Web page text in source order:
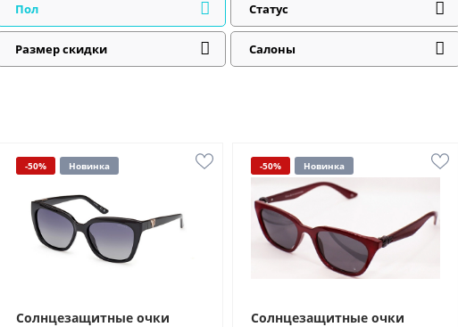
Пол Статус
Размер скидки Салоны
-50% Новинка
Солнцезащитные очки
-50% Новинка
Солнцезащитные очки